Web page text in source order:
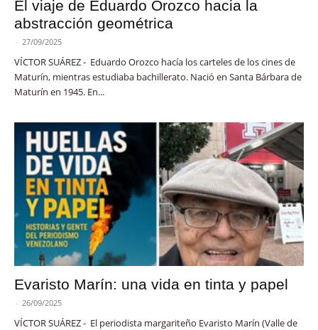
El viaje de Eduardo Orozco hacia la
abstracción geométrica
- 27/09/2025
VÍCTOR SUÁREZ - Eduardo Orozco hacía los carteles de los cines de
Maturín, mientras estudiaba bachillerato. Nació en Santa Bárbara de
Maturín en 1945. En...
Evaristo Marín: una vida en tinta y papel
- 26/09/2025
VÍCTOR SUÁREZ - El periodista margariteño Evaristo Marín (Valle de